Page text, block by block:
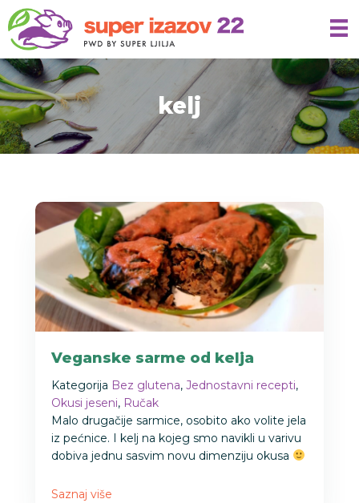
kelj
Veganske sarme od kelja
Kategorija Bez glutena, Jednostavni recepti,
Okusi jeseni, Ručak
Malo drugačije sarmice, osobito ako volite jela
iz pećnice. I kelj na kojeg smo navikli u varivu
dobiva jednu sasvim novu dimenziju okusa
Saznaj više